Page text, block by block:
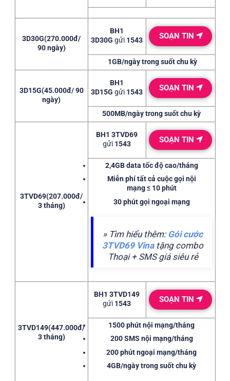
3D30G(270.000đ/
90 ngày)
BH1
3D30G gửi 1543 SOẠN TIN
1GB/ngàytrong suốt chu kỳ
3D15G(45.000đ/ 90
ngày)
BH1
3D15G gửi 1543 SOẠN TIN
500MB/ngàytrong suốt chu kỳ
3TVD69(207.000đ/
3 tháng)
BH1 3TVD69
gửi 1543 SOẠN TIN
2,4GBdata tốc độ cao/tháng
Miễn phítất cả cuộc gọi nội
mạng≤10 phút
30 phútgọi ngoại mạng
» Tìm hiểu thêm: Gói cước
3TVD69 Vinatặng combo
Thoại + SMS giá siêu rẻ
3TVD149(447.000đ/
3 tháng)
BH1 3TVD149
gửi 1543 SOẠN TIN
1500 phútnội mạng/tháng
200 SMS nội mạng/tháng
200 phútngoại mạng/tháng
4GB/ngàytrong suốt chu kỳ